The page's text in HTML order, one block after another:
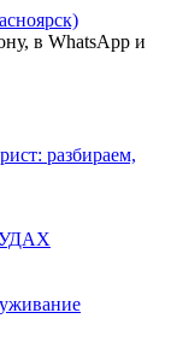
в WhatsApp и
: разбираем,